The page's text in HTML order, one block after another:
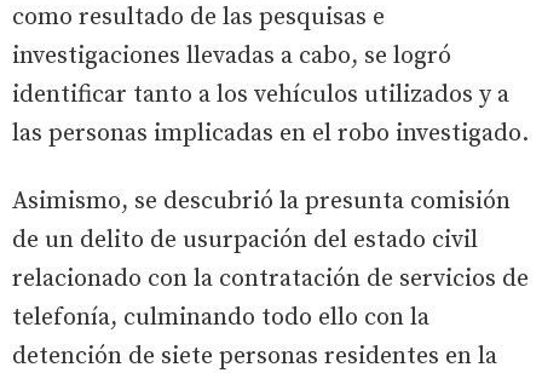
como resultado de las pesquisas e
investigaciones llevadas a cabo, se logró
identificar tanto a los vehículos utilizados y a
las personas implicadas en el robo investigado.
Asimismo, se descubrió la presunta comisión
de un delito de usurpación del estado civil
relacionado con la contratación de servicios de
telefonía, culminando todo ello con la
detención de siete personas residentes en la